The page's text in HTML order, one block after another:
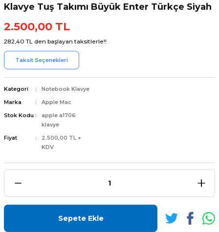
Klavye Tuş Takımı Büyük Enter Türkçe Siyah
2.500,00 TL
282,40 TL den başlayan taksitlerle!!
Taksit Seçenekleri
Kategori
Notebook Klavye
Marka
Apple Mac
Stok Kodu
apple a1706
klavye
Fiyat
2.500,00 TL +
KDV
Sepete Ekle